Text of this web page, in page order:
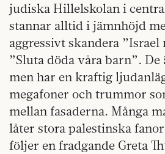
judiska Hillelskolan i
stannar alltid i jämnhöjd
aggressivt skandera ”Israel
”Sluta döda våra barn”.
men har en kraftig
megafoner och trummor
mellan fasaderna. Många
låter stora palestinska
följer en fradgande Greta